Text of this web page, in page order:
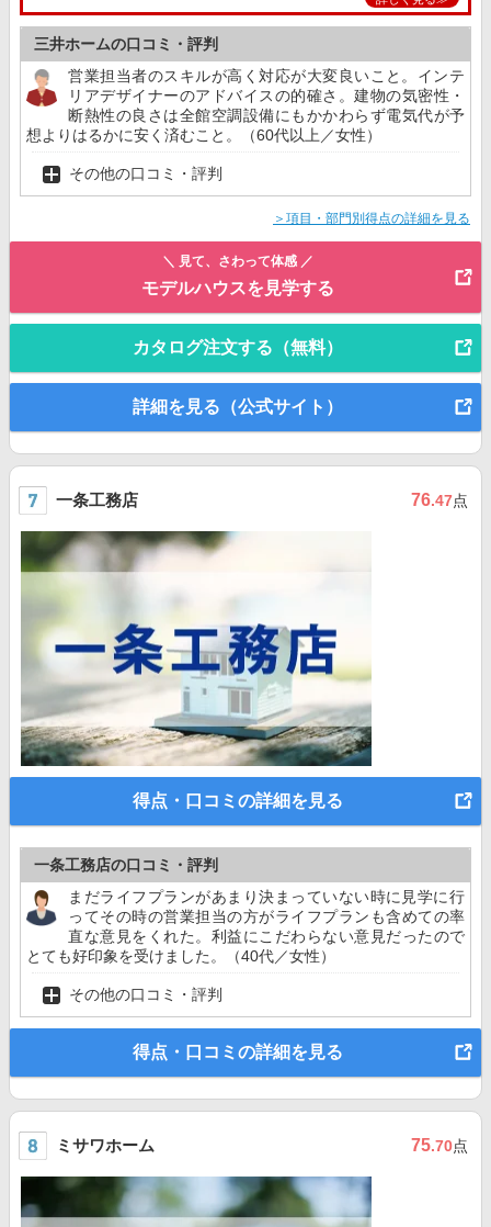
三井ホームの口コミ・評判
営業担当者のスキルが高く対応が大変良いこと。インテ
リアデザイナーのアドバイスの的確さ。建物の気密性・
断熱性の良さは全館空調設備にもかかわらず電気代が予
想よりはるかに安く済むこと。（60代以上／女性）
その他の口コミ・評判
＞項目・部門別得点の詳細を見る
＼ 見て、さわって体感 ／
モデルハウスを見学する
カタログ注文する（無料）
詳細を見る（公式サイト）
一条工務店 76.47点
得点・口コミの詳細を見る
一条工務店の口コミ・評判
まだライフプランがあまり決まっていない時に見学に行
ってその時の営業担当の方がライフプランも含めての率
直な意見をくれた。利益にこだわらない意見だったので
とても好印象を受けました。（40代／女性）
その他の口コミ・評判
得点・口コミの詳細を見る
ミサワホーム 75.70点